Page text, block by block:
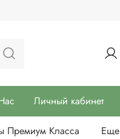
Личный кабинет
Премиум Класса Еще